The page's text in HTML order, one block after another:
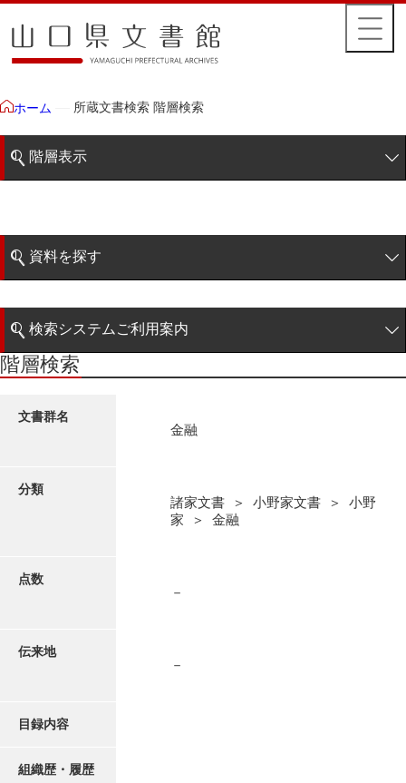
ホーム 所蔵文書検索 階層検索
階層表示
藩政文書
特定歴史公文書
諸家文書
資料を探す
階層検索
検索システムご利用案内
検索システムの利用について
更新履歴
階層検索
文書群名
金融
分類
諸家文書 ＞ 小野家文書 ＞ 小野
家 ＞ 金融
点数
－
伝来地
－
目録内容
組織歴・履歴